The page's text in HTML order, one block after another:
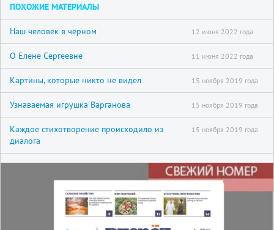
ПОХОЖИЕ МАТЕРИАЛЫ
Наш человек в чёрном 12 июня 2022 года
О Елене Сергеевне 11 июня 2022 года
Картины, которые никто не видел 15 ноября 2019 года
Узнаваемая игрушка Варганова 15 ноября 2019 года
Каждое стихотворение происходило из
диалога
15 ноября 2019 года